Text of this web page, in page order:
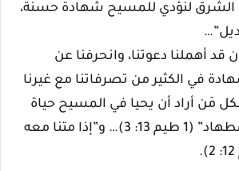
الشرق لنؤدي للمسيح شهادة حسنة،
قد أهملنا دعوتنا، وانحرفنا عن
في الكثير من تصرفاتنا مع غيرنا
مَن أراد أن يحيا في المسيح حياة
التقوى، أصابه الاضطهاد” (1 طيم 13: 3)… و”إذا متنا معه